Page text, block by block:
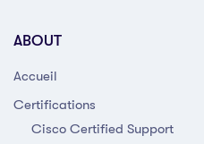
ABOUT
Accueil
Certifications
Cisco Certified Support